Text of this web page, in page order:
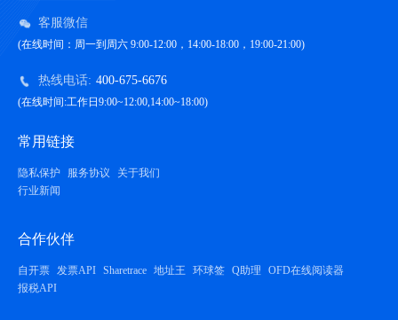
客服微信
(在线时间：周一到周六 9:00-12:00，14:00-18:00，19:00-21:00)
热线电话: 400-675-6676
(在线时间:工作日9:00~12:00,14:00~18:00)
常用链接
隐私保护 服务协议
关于我们
行业新闻
合作伙伴
自开票 发票API Sharetrace 地址王 环球签 Q助理
OFD在线阅读器
报税API